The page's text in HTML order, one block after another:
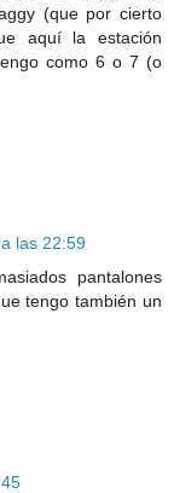
(que por cierto
aquí la estación
como 6 o 7 (o
las 22:59
pantalones
tengo también un